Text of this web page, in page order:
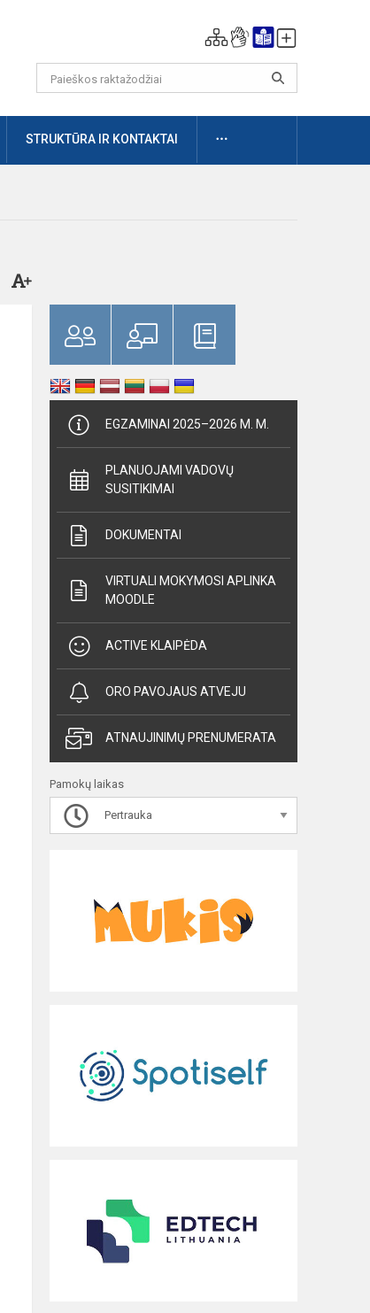
STRUKTŪRA IR KONTAKTAI DAUGIAU
EGZAMINAI 2025–2026 M. M.
PLANUOJAMI VADOVŲ
SUSITIKIMAI
DOKUMENTAI
VIRTUALI MOKYMOSI APLINKA
MOODLE
ACTIVE KLAIPĖDA
ORO PAVOJAUS ATVEJU
ATNAUJINIMŲ PRENUMERATA
Pamokų laikas
Pertrauka